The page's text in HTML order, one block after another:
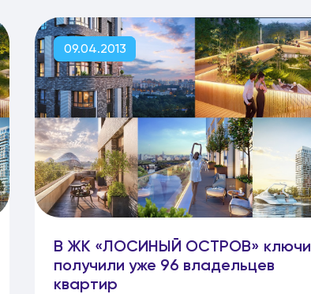
09.04.2013
В ЖК «ЛОСИНЫЙ ОСТРОВ» ключи
получили уже 96 владельцев
квартир